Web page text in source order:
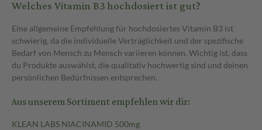
Welches Vitamin B3 hochdosiert ist gut?
Eine allgemeine Empfehlung für hochdosiertes Vitamin B3 ist
schwierig, da die individuelle Verträglichkeit und der spezifische
Bedarf von Mensch zu Mensch variieren können. Wichtig ist, dass
du Produkte auswählst, die qualitativ hochwertig sind und deinen
persönlichen Bedürfnissen entsprechen.
Aus unserem Sortiment empfehlen wir dir:
KLEAN LABS NIACINAMID 500mg